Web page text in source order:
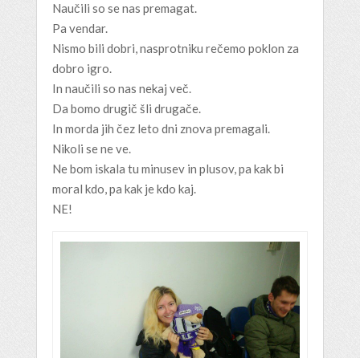
Naučili so se nas premagat.
Pa vendar.
Nismo bili dobri, nasprotniku rečemo poklon za
dobro igro.
In naučili so nas nekaj več.
Da bomo drugič šli drugače.
In morda jih čez leto dni znova premagali.
Nikoli se ne ve.
Ne bom iskala tu minusev in plusov, pa kak bi
moral kdo, pa kak je kdo kaj.
NE!